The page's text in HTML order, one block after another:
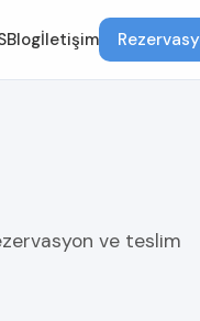
Blogİletişim
ve teslim